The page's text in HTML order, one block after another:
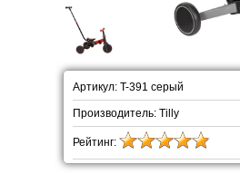
Артикул: T-391 серый
Производитель: Tilly
Рейтинг: